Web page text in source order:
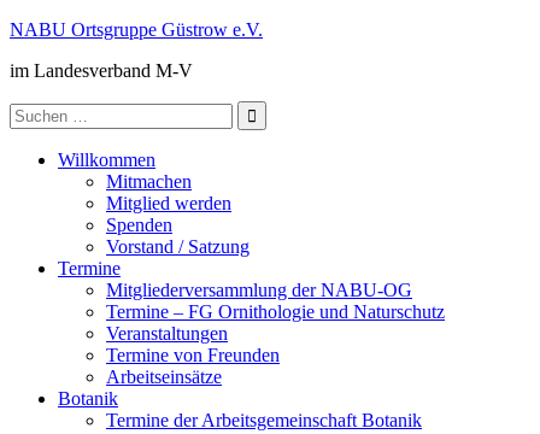
Zum
springen
NABU Ortsgruppe Güstrow e.V.
im Landesverband M-V
Suche
nach:
Willkommen
Mitmachen
Mitglied werden
Spenden
Vorstand / Satzung
Termine
Mitgliederversammlung der NABU-OG
Termine – FG Ornithologie und Naturschutz
Veranstaltungen
Termine von Freunden
Arbeitseinsätze
Botanik
Termine der Arbeitsgemeinschaft Botanik